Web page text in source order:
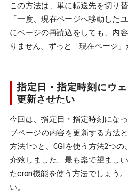
この方法は、単に転送先を切り
「一度、現在ページへ移動した
にページの再読込をしても、内
りません。ずっと「現在ページ」
指定日・指定時刻にウ
更新させたい
今回は、指定日・指定時刻にな
ブページの内容を更新する方法
方法1つと、CGIを使う方法2つ
介致しました。最も楽で望まし
たcron機能を使う方法でしょう
い。